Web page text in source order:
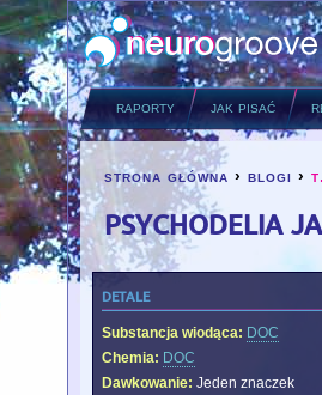
raporty jak pisać
you are here
strona główna ›blogi ›
psychodelia
detale
Substancja wiodąca: DOC
Chemia: DOC
Dawkowanie: Jeden znaczek